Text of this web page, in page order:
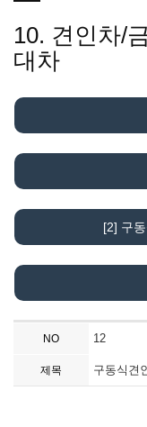
10. 견인차/
대차
[2] 구
NO 12
제목 구동식견